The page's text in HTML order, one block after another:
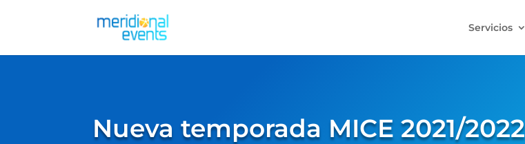
Servicios
Nueva temporada MICE 2021/2022